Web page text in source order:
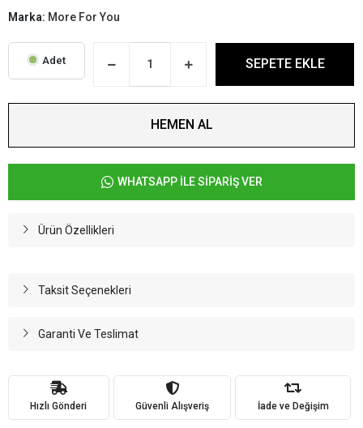
Marka: More For You
Adet SEPETE EKLE
HEMEN AL
WHATSAPP İLE SİPARİŞ VER
Ürün Özellikleri
Taksit Seçenekleri
Garanti Ve Teslimat
Hızlı Gönderi Güvenli Alışveriş İade ve Değişim